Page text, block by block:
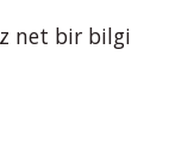
net bir bilgi